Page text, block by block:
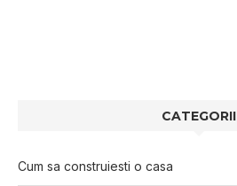
CATEGORII
Cum sa construiesti o casa